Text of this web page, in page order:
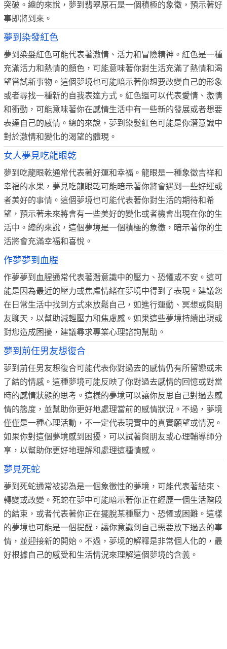
突破。總的來說，夢到翡翠原石是一個積極的象徵，預示著好
事即將到來。
夢到染發紅色
夢到染髮紅色可能代表著激情、活力和冒險精神。紅色是一種
充滿活力和熱情的顏色，可能意味著你對生活充滿了熱情和渴
望嘗試新事物。這個夢境也可能暗示著你想要改變自己的形象
或者尋找一種新的自我表達方式。紅色還可以代表愛情、激情
和衝動，可能意味著你在感情生活中有一些新的發展或者想要
表達自己的感情。總的來說，夢到染髮紅色可能是你潛意識中
對於激情和變化的渴望的體現。
女人夢見吃龍眼乾
夢到吃龍眼乾通常代表著好運和幸福。龍眼是一種象徵吉祥和
幸福的水果，夢見吃龍眼乾可能暗示著你將會遇到一些好運或
者美好的事情。這個夢境也可能代表著你對生活的期待和希
望，預示著未來將會有一些美好的變化或者機會出現在你的生
活中。總的來說，這個夢境是一個積極的象徵，暗示著你的生
活將會充滿幸福和喜悅。
作夢夢到血腥
作夢夢到血腥通常代表著潛意識中的壓力、恐懼或不安。這可
能是因為最近的壓力或焦慮情緒在夢境中得到了表現。建議您
在日常生活中找到方式來放鬆自己，如進行運動、冥想或與朋
友聊天，以幫助減輕壓力和焦慮感。如果這些夢境持續出現或
對您造成困擾，建議尋求專業心理諮詢幫助。
夢到前任男友想復合
夢到前任男友想復合可能代表你對過去的感情仍有所留戀或未
了結的情感。這種夢境可能反映了你對過去感情的回憶或對當
時的感情狀態的思考。這樣的夢境可以讓你反思自己對過去感
情的態度，並幫助你更好地處理當前的感情狀況。不過，夢境
僅僅是一種心理活動，不一定代表現實中的真實願望或情況。
如果你對這個夢境感到困擾，可以試著與朋友或心理輔導師分
享，以幫助你更好地理解和處理這種情感。
夢見死蛇
夢到死蛇通常被認為是一個象徵性的夢境，可能代表著結束、
轉變或改變。死蛇在夢中可能暗示著你正在經歷一個生活階段
的結束，或者代表著你正在擺脫某種壓力、恐懼或困難。這樣
的夢境也可能是一個提醒，讓你意識到自己需要放下過去的事
情，並迎接新的開始。不過，夢境的解釋是非常個人化的，最
好根據自己的感受和生活情況來理解這個夢境的含義。